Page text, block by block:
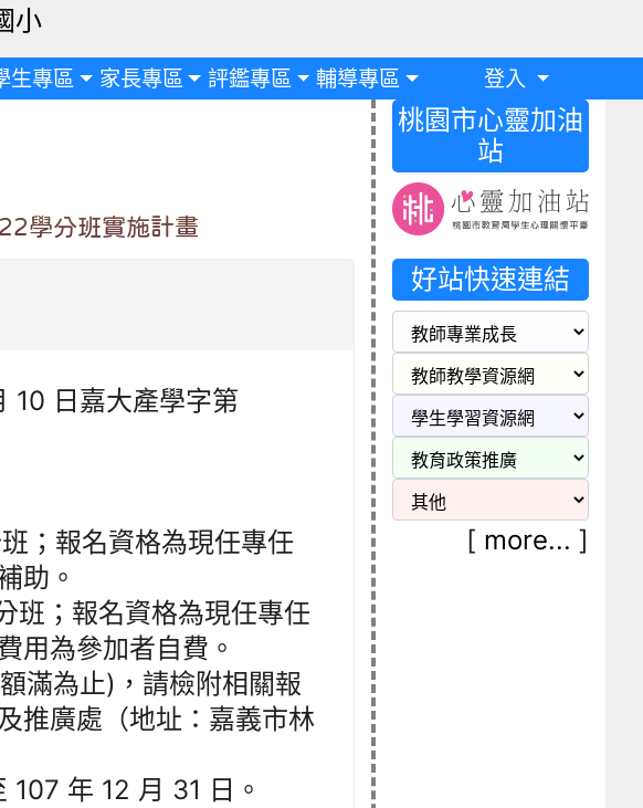
生專區 家長專區 評鑑專區 輔導專區 登入
學分班實施計畫
10 日嘉大產學字第
；報名資格為現任專任
助。
班；報名資格為現任專任
用為參加者自費。
滿為止)，請檢附相關報
推廣處（地址：嘉義市林
年 12 月 31 日。
桃園市心靈加油
站
好站快速連結
[ more... ]